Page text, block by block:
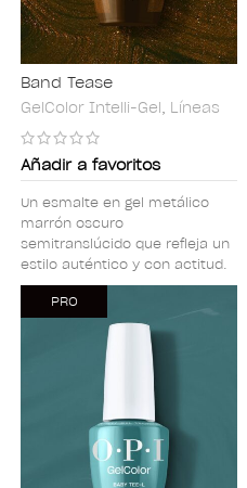
Band Tease
GelColor Intelli-Gel, Líneas
Añadir a favoritos
Un esmalte en gel metálico
marrón oscuro
semitranslúcido que refleja un
estilo auténtico y con actitud.
PRO